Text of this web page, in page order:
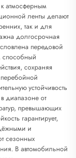
атмосферным
ленты делают
так и для
долгосрочная
передовой
сохраняя
устойчивость
диапазоне от
превышающих
гарантирует,
и
сезонных
В автомобильной